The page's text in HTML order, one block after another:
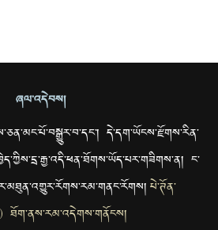
ཞལ་འདེབས།
དེ་དག་ཡོངས་རྫོགས་རིན་
ང་
པེ་ཊོན་
ཐོག་ནས་རམ་འདེགས་གནོངས།